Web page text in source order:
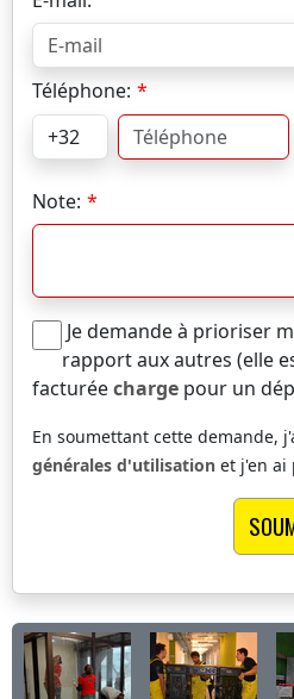
Téléphone:
Note:
Je demande à prioriser
rapport aux autres (elle
facturéecharge pour un
En soumettant cette demande,
générales d'utilisation et j'en ai